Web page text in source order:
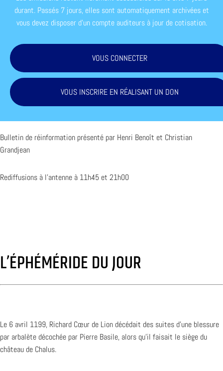
durant. Passés 7 jours, elles sont automatiquement archivées et
vous devez disposer d'un compte auditeurs à jour de cotisation.
VOUS CONNECTER
VOUS INSCRIRE EN RÉALISANT UN DON
Bulletin de réinformation présenté par Henri Benoît et Christian
Grandjean
Rediffusions à l’antenne à 11h45 et 21h00
L’ÉPHÉMÉRIDE DU JOUR
Le 6 avril 1199, Richard Cœur de Lion décédait des suites d’une blessure
par arbalète décochée par Pierre Basile, alors qu’il faisait le siège du
château de Chalus.